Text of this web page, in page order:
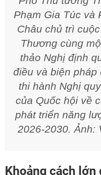
Phạm Gia Túc và
Châu chủ trì
Thương cùng
thảo Nghị định
điều và biện
thi hành Nghị
của Quốc hội về
phát triển năng
2026-2030. Ảnh:
Khoảng cách lớn